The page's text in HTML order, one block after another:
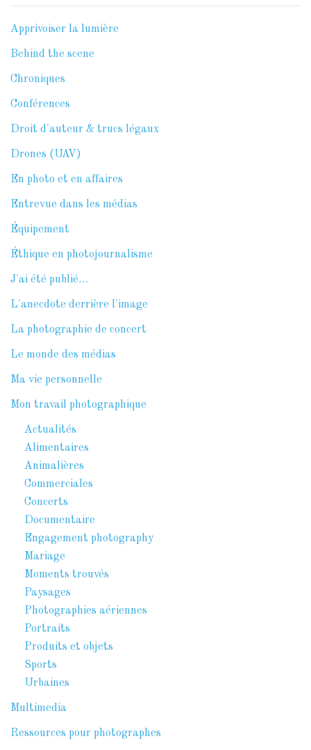
Apprivoiser la lumière
Behind the scene
Chroniques
Conférences
Droit d'auteur & trucs légaux
Drones (UAV)
En photo et en affaires
Entrevue dans les médias
Équipement
Éthique en photojournalisme
J'ai été publié…
L'anecdote derrière l'image
La photographie de concert
Le monde des médias
Ma vie personnelle
Mon travail photographique
Actualités
Alimentaires
Animalières
Commerciales
Concerts
Documentaire
Engagement photography
Mariage
Moments trouvés
Paysages
Photographies aériennes
Portraits
Produits et objets
Sports
Urbaines
Multimedia
Ressources pour photographes